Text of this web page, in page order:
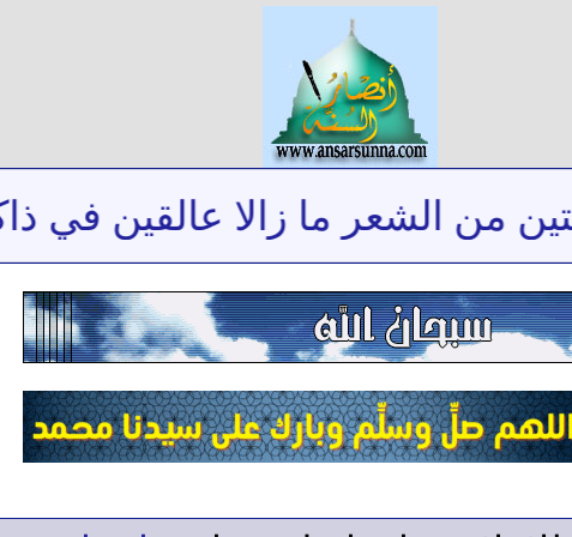
الشعر ما زالا عالقين في ذاكرتي